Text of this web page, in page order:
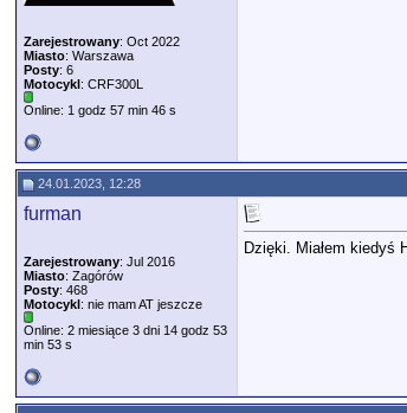
Zarejestrowany: Oct 2022
Miasto: Warszawa
Posty: 6
Motocykl: CRF300L
Online: 1 godz 57 min 46 s
24.01.2023, 12:28
furman
Zarejestrowany: Jul 2016
Miasto: Zagórów
Posty: 468
Motocykl: nie mam AT jeszcze
Online: 2 miesiące 3 dni 14 godz 53
min 53 s
Dzięki. Miałem kiedyś